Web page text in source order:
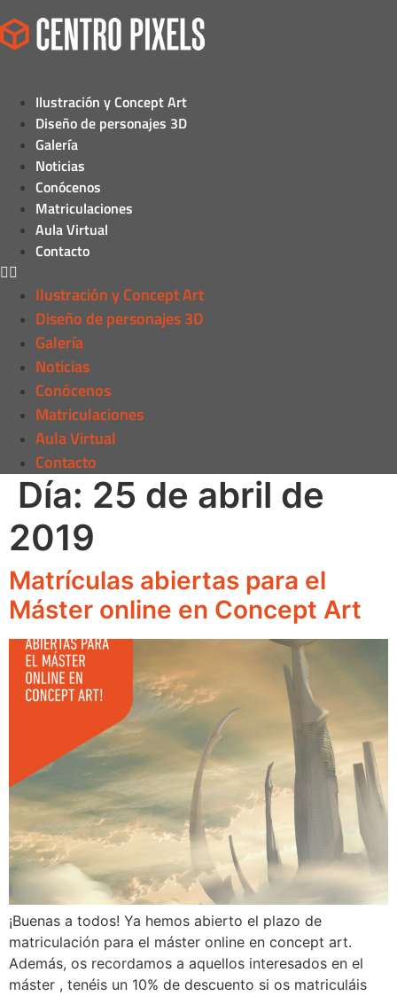
Ilustración y Concept Art
Diseño de personajes 3D
Galería
Noticias
Conócenos
Matriculaciones
Aula Virtual
Contacto
Ilustración y Concept Art
Diseño de personajes 3D
Galería
Noticias
Conócenos
Matriculaciones
Aula Virtual
Contacto
Día: 25 de abril de
2019
Matrículas abiertas para el
Máster online en Concept Art
¡Buenas a todos! Ya hemos abierto el plazo de
matriculación para el máster online en concept art.
Además, os recordamos a aquellos interesados en el
máster , tenéis un 10% de descuento si os matriculáis